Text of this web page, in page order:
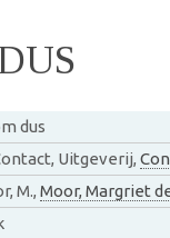
dus
Uitgeverij,
M., Moor, Margriet